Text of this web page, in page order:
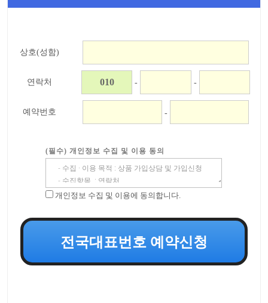
상호(성함)
연락처 - -
예약번호 -
(필수) 개인정보 수집 및 이용 동의
개인정보 수집 및 이용에 동의합니다.
전국대표번호 예약신청